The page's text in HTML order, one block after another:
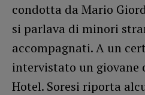
condotta da Mario
si parlava di minori
accompagnati. A un
intervistato un giovane
Hotel. Soresi riporta